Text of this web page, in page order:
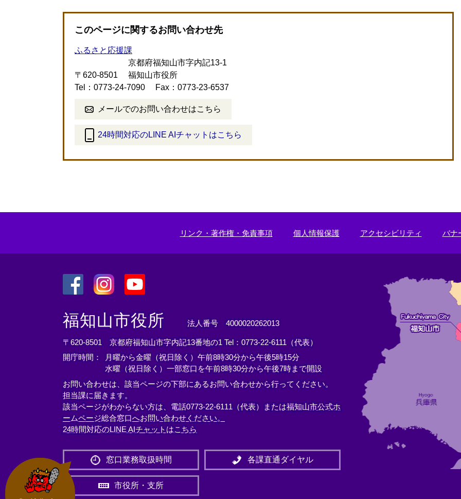
このページに関するお問い合わせ先
ふるさと応援課
〒620-8501
京都府福知山市字内記13-1
福知山市役所
Tel：0773-24-7090
Fax：0773-23-6537
メールでのお問い合わせはこちら
24時間対応のLINE AIチャットはこちら
外
ク
リンク・著作権・免責事項 個人情報保護 アクセシビリティ バナ
外
部
リ
ン
ク
外
部
リ
ン
ク
外
部
リ
ン
ク
＞
福知山市役所 法人番号 4000020262013
〒620-8501 京都府福知山市字内記13番地の1 Tel：0773-22-6111（代表）
開庁時間： 月曜から金曜（祝日除く）午前8時30分から午後5時15分
水曜（祝日除く）一部窓口を午前8時30分から午後7時まで開設
お問い合わせは、該当ページの下部にあるお問い合わせから行ってください。
担当課に届きます。
該当ページがわからない方は、電話0773-22-6111（代表）または福知山市公式ホ
ームページ総合窓口へお問い合わせください。
24時間対応のLINE AIチャットはこちら
外
部
リ
窓口業務取扱時間 各課直通ダイヤル
市役所・支所